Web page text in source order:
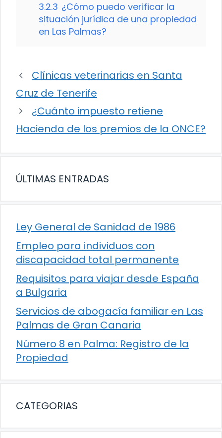
3.2.3 ¿Cómo puedo verificar la
situación jurídica de una propiedad
en Las Palmas?
Clínicas veterinarias en Santa
Cruz de Tenerife
¿Cuánto impuesto retiene
Hacienda de los premios de la ONCE?
ÚLTIMAS ENTRADAS
Ley General de Sanidad de 1986
Empleo para individuos con
discapacidad total permanente
Requisitos para viajar desde España
a Bulgaria
Servicios de abogacía familiar en Las
Palmas de Gran Canaria
Número 8 en Palma: Registro de la
Propiedad
CATEGORIAS